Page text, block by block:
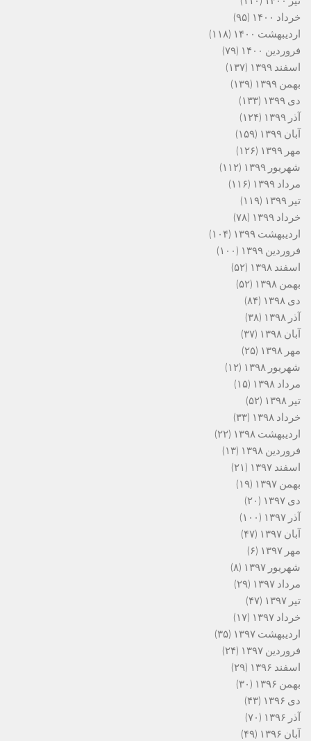
خرداد ۱۴۰۰
(۹۵)
اردیبهشت ۱۴۰۰
(۱۱۸)
فروردین ۱۴۰۰
(۷۹)
اسفند ۱۳۹۹
(۱۳۷)
بهمن ۱۳۹۹
(۱۳۹)
دی ۱۳۹۹
(۱۳۳)
آذر ۱۳۹۹
(۱۲۴)
آبان ۱۳۹۹
(۱۵۹)
مهر ۱۳۹۹
(۱۲۶)
شهریور ۱۳۹۹
(۱۱۲)
مرداد ۱۳۹۹
(۱۱۶)
تیر ۱۳۹۹
(۱۱۹)
خرداد ۱۳۹۹
(۷۸)
اردیبهشت ۱۳۹۹
(۱۰۴)
فروردین ۱۳۹۹
(۱۰۰)
اسفند ۱۳۹۸
(۵۲)
بهمن ۱۳۹۸
(۵۲)
دی ۱۳۹۸
(۸۴)
آذر ۱۳۹۸
(۳۸)
آبان ۱۳۹۸
(۳۷)
مهر ۱۳۹۸
(۲۵)
شهریور ۱۳۹۸
(۱۲)
مرداد ۱۳۹۸
(۱۵)
تیر ۱۳۹۸
(۵۲)
خرداد ۱۳۹۸
(۳۳)
اردیبهشت ۱۳۹۸
(۲۲)
فروردین ۱۳۹۸
(۱۳)
اسفند ۱۳۹۷
(۲۱)
بهمن ۱۳۹۷
(۱۹)
دی ۱۳۹۷
(۲۰)
آذر ۱۳۹۷
(۱۰۰)
آبان ۱۳۹۷
(۴۷)
مهر ۱۳۹۷
(۶)
شهریور ۱۳۹۷
(۸)
مرداد ۱۳۹۷
(۲۹)
تیر ۱۳۹۷
(۴۷)
خرداد ۱۳۹۷
(۱۷)
اردیبهشت ۱۳۹۷
(۳۵)
فروردین ۱۳۹۷
(۲۴)
اسفند ۱۳۹۶
(۲۹)
بهمن ۱۳۹۶
(۳۰)
دی ۱۳۹۶
(۴۳)
آذر ۱۳۹۶
(۷۰)
آبان ۱۳۹۶
(۴۹)